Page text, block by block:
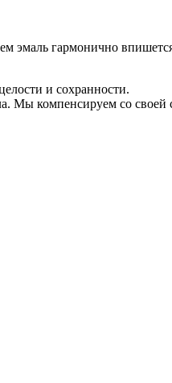
гармонично
и сохранности.
Мы компенсируем со